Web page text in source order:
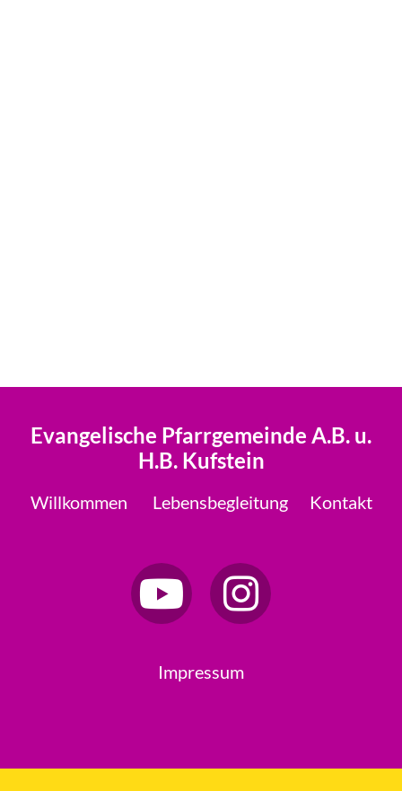
Evangelische Pfarrgemeinde A.B. u.
H.B. Kufstein
Willkommen Lebensbegleitung Kontakt
Impressum